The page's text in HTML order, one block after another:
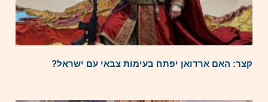
קצר: האם ארדואן יפתח בעימות צבאי עם ישראל?